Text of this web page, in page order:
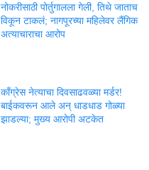
नोकरीसाठी पोर्तुगालला गेली, तिथे जाताच
विकून टाकलं; नागपूरच्या महिलेवर लैंगिक
अत्याचाराचा आरोप
काँग्रेस नेत्याचा दिवसाढवळ्या मर्डर!
बाईकवरून आले अन् धाडधाड गोळ्या
झाडल्या; मुख्य आरोपी अटकेत